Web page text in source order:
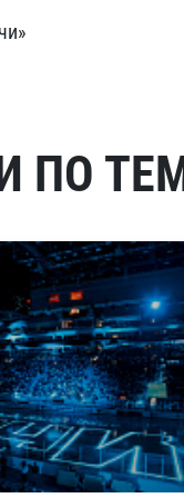
ПО